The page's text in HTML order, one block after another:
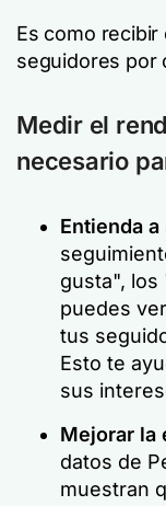
Es como
seguidores por
Medir el
necesario
Entienda
gusta",
puedes
tus
Esto te
sus
Mejorar la
datos de
muestran